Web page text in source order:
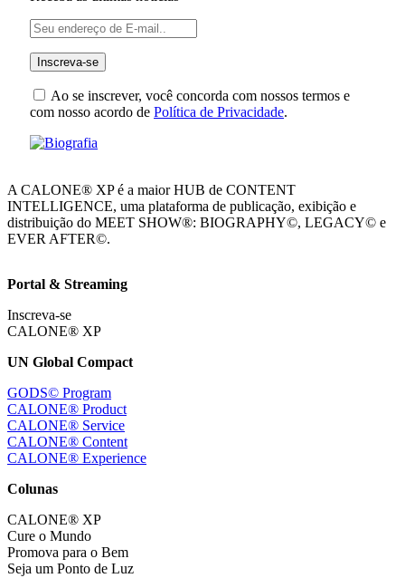
Ao se inscrever, você concorda com nossos termos e
com nosso acordo de Política de Privacidade.
A CALONE® XP é a maior HUB de CONTENT
INTELLIGENCE, uma plataforma de publicação, exibição e
distribuição do MEET SHOW®: BIOGRAPHY©, LEGACY© e
EVER AFTER©.
Portal & Streaming
Inscreva-se
CALONE® XP
UN Global Compact
GODS© Program
CALONE® Product
CALONE® Service
CALONE® Content
CALONE® Experience
Colunas
CALONE® XP
Cure o Mundo
Promova para o Bem
Seja um Ponto de Luz